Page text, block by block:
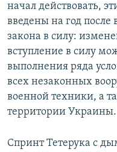
начал действовать,
введены на год
закона в силу:
вступление в силу
выполнения ряда
всех незаконных
военной техники, а
территории Украины.
Спринт Тетерука с